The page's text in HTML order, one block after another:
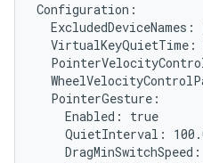
Configuration:
ExcludedDeviceNames:
VirtualKeyQuietTime:
  PointerGesture:
    Enabled: true
QuietInterval: